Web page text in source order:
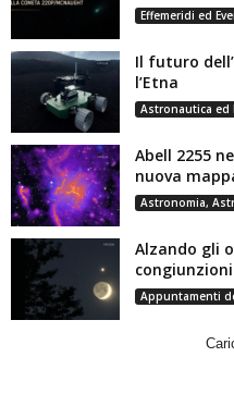
Effemeridi ed
Il futuro
l’Etna
Astronautica ed
Abell 2255
nuova
Astronomia,
Alzando gli
Appuntamenti